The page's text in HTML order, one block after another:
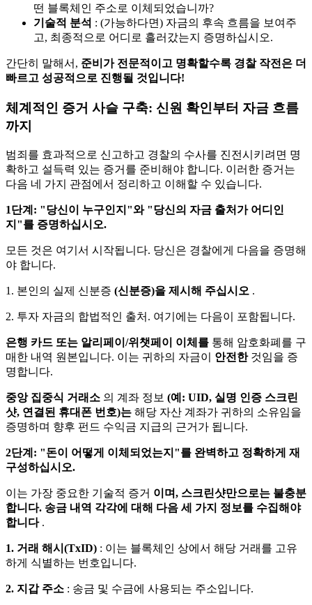
떤 블록체인 주소로 이체되었습니까?
기술적 분석 : (가능하다면) 자금의 후속 흐름을 보여주
고, 최종적으로 어디로 흘러갔는지 증명하십시오.
간단히 말해서, 준비가 전문적이고 명확할수록 경찰 작전은 더
빠르고 성공적으로 진행될 것입니다!
체계적인 증거 사슬 구축: 신원 확인부터 자금 흐름
까지
범죄를 효과적으로 신고하고 경찰의 수사를 진전시키려면 명
확하고 설득력 있는 증거를 준비해야 합니다. 이러한 증거는
다음 네 가지 관점에서 정리하고 이해할 수 있습니다.
1단계: "당신이 누구인지"와 "당신의 자금 출처가 어디인
지"를 증명하십시오.
모든 것은 여기서 시작됩니다. 당신은 경찰에게 다음을 증명해
야 합니다.
1. 본인의 실제 신분증 (신분증)을 제시해 주십시오 .
2. 투자 자금의 합법적인 출처. 여기에는 다음이 포함됩니다.
은행 카드 또는 알리페이/위챗페이 이체를 통해 암호화폐를 구
매한 내역 원본입니다. 이는 귀하의 자금이 안전한것임을 증
명합니다.
중앙 집중식 거래소 의 계좌 정보 (예: UID, 실명 인증 스크린
샷, 연결된 휴대폰 번호)는 해당 자산 계좌가 귀하의 소유임을
증명하며 향후 펀드 수익금 지급의 근거가 됩니다.
2단계: "돈이 어떻게 이체되었는지"를 완벽하고 정확하게 재
구성하십시오.
이는 가장 중요한 기술적 증거 이며, 스크린샷만으로는 불충분
합니다. 송금 내역 각각에 대해 다음 세 가지 정보를 수집해야
합니다.
1. 거래 해시(TxID) : 이는 블록체인 상에서 해당 거래를 고유
하게 식별하는 번호입니다.
2. 지갑 주소 : 송금 및 수금에 사용되는 주소입니다.